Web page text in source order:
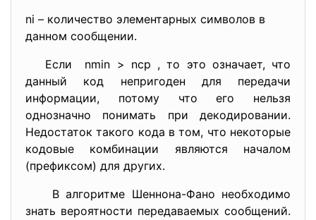
ni – количество элементарных символов в
данном сообщении.
Если nmin > nср , то это означает, что
данный код непригоден для передачи
информации, потому что его нельзя
однозначно понимать при декодировании.
Недостаток такого кода в том, что некоторые
кодовые комбинации являются началом
(префиксом) для других.
В алгоритме Шеннона-Фано необходимо
знать вероятности передаваемых сообщений.